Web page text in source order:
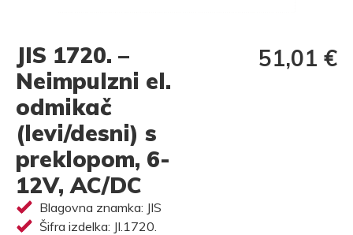
JIS 1720. –
Neimpulzni el.
odmikač
(levi/desni) s
preklopom, 6-
12V, AC/DC
51,01 €
Blagovna znamka: JIS
Šifra izdelka: JI.1720.